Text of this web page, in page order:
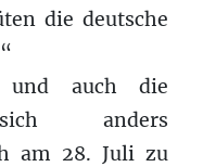
die deutsche
und auch die
sich anders
am 28. Juli zu